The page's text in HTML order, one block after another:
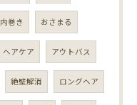
内巻き おさまる
ヘアケア アウトバス
絶壁解消 ロングヘア